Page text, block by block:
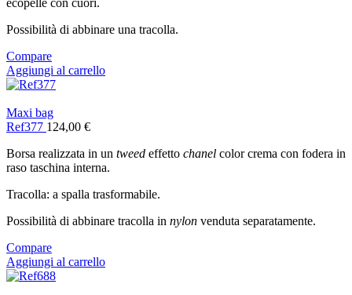
ecopelle con cuori.
Possibilità di abbinare una tracolla.
Compare
Aggiungi al carrello
Maxi bag
Ref377 124,00 €
Borsa realizzata in un tweed effetto chanel color crema con fodera in
raso taschina interna.
Tracolla: a spalla trasformabile.
Possibilità di abbinare tracolla in nylon venduta separatamente.
Compare
Aggiungi al carrello